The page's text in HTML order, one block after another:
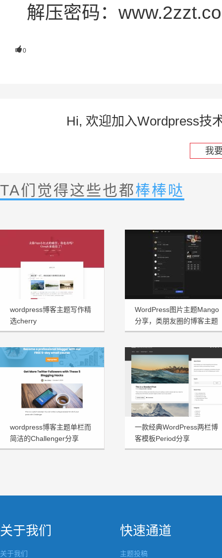
解压密码：
0
Hi, 欢迎加入Wordpress技
我
TA们觉得这些也都棒棒哒
wordpress博客主题写作精
选cherry
WordPress图片主题Mango
分享，类朋友圈的博客主题
wordpress博客主题单栏而
简洁的Challenger分享
一款经典WordPress两栏博
客模板Period分享
关于我们
关于我们
快速通道
主题投稿